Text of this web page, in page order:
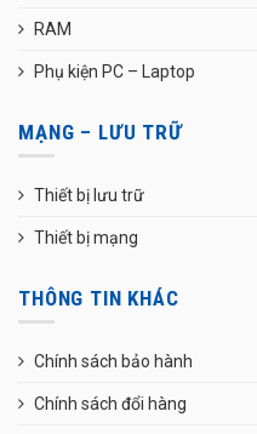
RAM
Phụ kiện PC – Laptop
MẠNG – LƯU TRỮ
Thiết bị lưu trữ
Thiết bị mạng
THÔNG TIN KHÁC
Chính sách bảo hành
Chính sách đổi hàng